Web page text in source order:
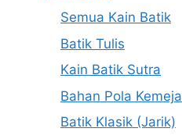
Semua Kain Batik
Batik Tulis
Kain Batik Sutra
Bahan Pola Kemeja
Batik Klasik (Jarik)